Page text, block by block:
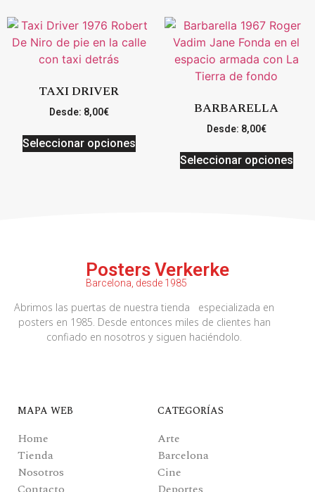
TAXI DRIVER
Desde: 8,00€
Seleccionar opciones
BARBARELLA
Desde: 8,00€
Seleccionar opciones
Posters Verkerke
Barcelona, desde 1985
Abrimos las puertas de nuestra tienda especializada en
posters en 1985. Desde entonces miles de clientes han
confiado en nosotros y siguen haciéndolo.
MAPA WEB
Home
Tienda
Nosotros
CATEGORÍAS
Arte
Barcelona
Cine